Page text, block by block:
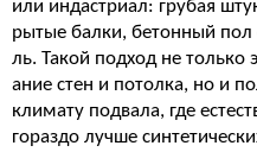
или индастриал: грубая
рытые балки, бетонный
ль. Такой подход не
ание стен и потолка, но и
климату подвала, где
гораздо лучше